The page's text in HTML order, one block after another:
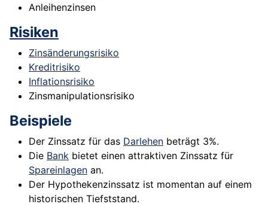
Anleihenzinsen
Risiken
Zinsänderungsrisiko
Kreditrisiko
Inflationsrisiko
Zinsmanipulationsrisiko
Beispiele
Der Zinssatz für das Darlehen beträgt 3%.
Die Bank bietet einen attraktiven Zinssatz für
Spareinlagen an.
Der Hypothekenzinssatz ist momentan auf einem
historischen Tiefststand.